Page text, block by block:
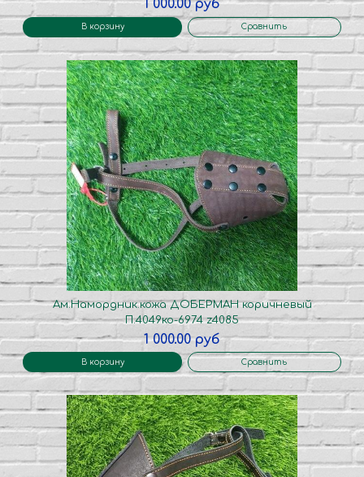
1 000.00 руб
В корзину Сравнить
Ам.Намордник.кожа ДОБЕРМАН коричневый
П.4049ко-6974 z4085
1 000.00 руб
В корзину Сравнить